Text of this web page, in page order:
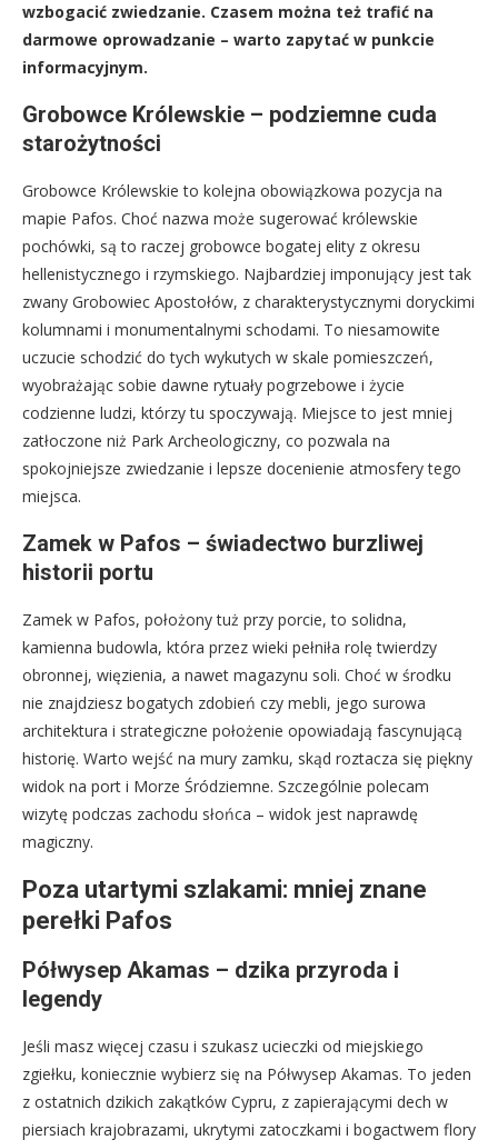
wzbogacić zwiedzanie. Czasem można też trafić na
darmowe oprowadzanie – warto zapytać w punkcie
informacyjnym.
Grobowce Królewskie – podziemne cuda
starożytności
Grobowce Królewskie to kolejna obowiązkowa pozycja na
mapie Pafos. Choć nazwa może sugerować królewskie
pochówki, są to raczej grobowce bogatej elity z okresu
hellenistycznego i rzymskiego. Najbardziej imponujący jest tak
zwany Grobowiec Apostołów, z charakterystycznymi doryckimi
kolumnami i monumentalnymi schodami. To niesamowite
uczucie schodzić do tych wykutych w skale pomieszczeń,
wyobrażając sobie dawne rytuały pogrzebowe i życie
codzienne ludzi, którzy tu spoczywają. Miejsce to jest mniej
zatłoczone niż Park Archeologiczny, co pozwala na
spokojniejsze zwiedzanie i lepsze docenienie atmosfery tego
miejsca.
Zamek w Pafos – świadectwo burzliwej
historii portu
Zamek w Pafos, położony tuż przy porcie, to solidna,
kamienna budowla, która przez wieki pełniła rolę twierdzy
obronnej, więzienia, a nawet magazynu soli. Choć w środku
nie znajdziesz bogatych zdobień czy mebli, jego surowa
architektura i strategiczne położenie opowiadają fascynującą
historię. Warto wejść na mury zamku, skąd roztacza się piękny
widok na port i Morze Śródziemne. Szczególnie polecam
wizytę podczas zachodu słońca – widok jest naprawdę
magiczny.
Poza utartymi szlakami: mniej znane
perełki Pafos
Półwysep Akamas – dzika przyroda i
legendy
Jeśli masz więcej czasu i szukasz ucieczki od miejskiego
zgiełku, koniecznie wybierz się na Półwysep Akamas. To jeden
z ostatnich dzikich zakątków Cypru, z zapierającymi dech w
piersiach krajobrazami, ukrytymi zatoczkami i bogactwem flory